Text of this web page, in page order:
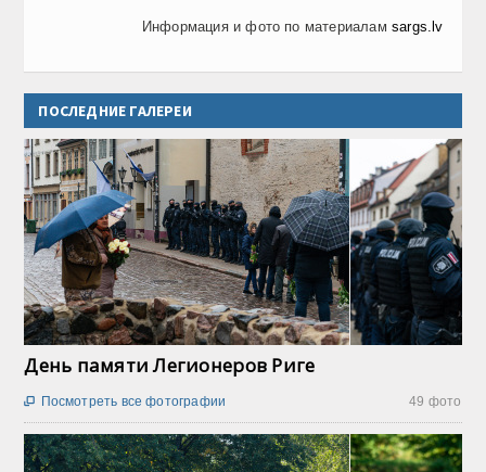
Информация и фото по материаламsargs.lv
ПОСЛЕДНИЕ ГАЛЕРЕИ
День памяти Легионеров Риге
49 фото
 Посмотреть все фотографии